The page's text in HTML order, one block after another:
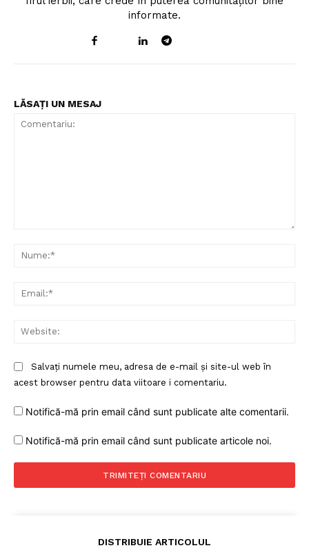
informate.
LĂSAȚI UN MESAJ
Salvați numele meu, adresa de e-mail și site-ul web în
acest browser pentru data viitoare i comentariu.
Notifică-mă prin email când sunt publicate alte comentarii.
Notifică-mă prin email când sunt publicate articole noi.
DISTRIBUIE ARTICOLUL